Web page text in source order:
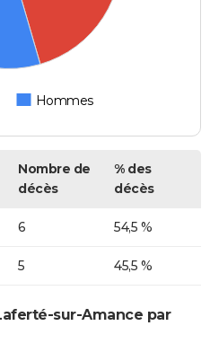
Hommes
Nombre de
décès
% des
décès
6 54,5 %
5 45,5 %
sur-Amance par